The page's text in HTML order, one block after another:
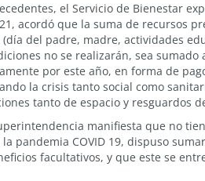
el Servicio de Bienestar
acordó que la suma de recursos
del padre, madre, actividades
no se realizarán, sea
por este año, en forma de
la crisis tanto social como
tanto de espacio y resguardos
manifiesta que no
pandemia COVID 19, dispuso
facultativos, y que este se